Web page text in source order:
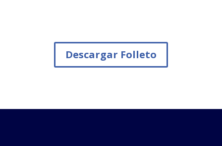
Descargar Folleto